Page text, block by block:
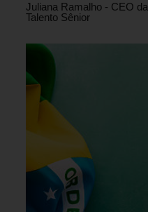
Juliana Ramalho - CEO da
Talento Sênior